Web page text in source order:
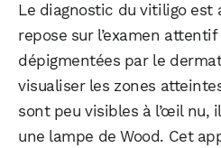
Le diagnostic du vitiligo est
repose sur l’examen
dépigmentées par le
visualiser les zones
sont peu visibles à l’œil nu,
une lampe de Wood. Cet